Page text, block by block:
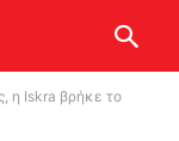
η Iskra βρήκε το